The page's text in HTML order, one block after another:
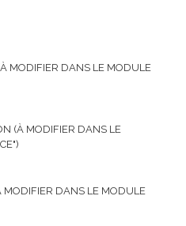
MODIFIER DANS LE MODULE
(À MODIFIER DANS LE
MODIFIER DANS LE MODULE